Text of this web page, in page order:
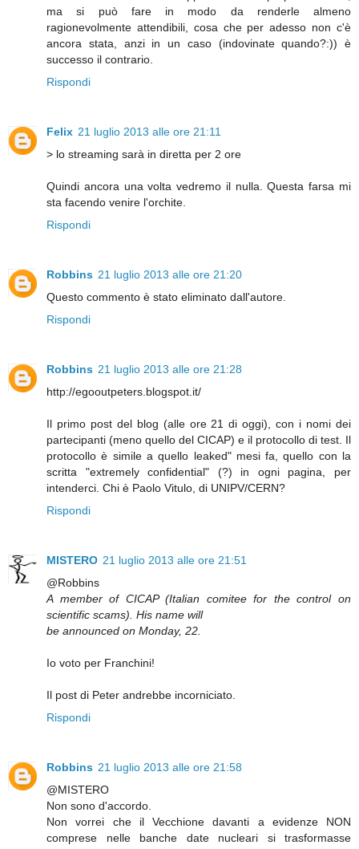
ma si può fare in modo da renderle almeno
ragionevolmente attendibili, cosa che per adesso non c'è
ancora stata, anzi in un caso (indovinate quando?:)) è
successo il contrario.
Rispondi
Felix 21 luglio 2013 alle ore 21:11
> lo streaming sarà in diretta per 2 ore
Quindi ancora una volta vedremo il nulla. Questa farsa mi
sta facendo venire l'orchite.
Rispondi
Robbins 21 luglio 2013 alle ore 21:20
Questo commento è stato eliminato dall'autore.
Rispondi
Robbins 21 luglio 2013 alle ore 21:28
http://egooutpeters.blogspot.it/
Il primo post del blog (alle ore 21 di oggi), con i nomi dei
partecipanti (meno quello del CICAP) e il protocollo di test. Il
protocollo è simile a quello leaked" mesi fa, quello con la
scritta "extremely confidential" (?) in ogni pagina, per
intenderci. Chi è Paolo Vitulo, di UNIPV/CERN?
Rispondi
MISTERO 21 luglio 2013 alle ore 21:51
@Robbins
A member of CICAP (Italian comitee for the control on
scientific scams). His name will
be announced on Monday, 22.
Io voto per Franchini!
Il post di Peter andrebbe incorniciato.
Rispondi
Robbins 21 luglio 2013 alle ore 21:58
@MISTERO
Non sono d'accordo.
Non vorrei che il Vecchione davanti a evidenze NON
comprese nelle banche date nucleari si trasformasse